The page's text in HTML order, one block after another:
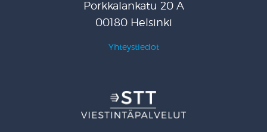
Porkkalankatu 20 A
00180 Helsinki
Yhteystiedot